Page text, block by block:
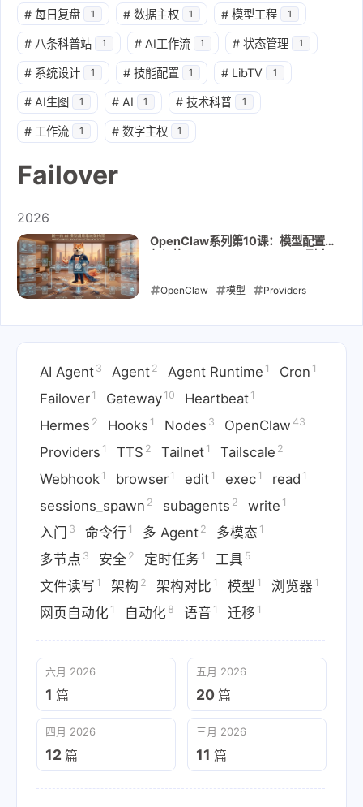
# 每日复盘 1 # 数据主权 1 # 模型工程 1
# 八条科普站 1 # AI工作流 1 # 状态管理 1
# 系统设计 1 # 技能配置 1 # LibTV 1
# AI生图 1 # AI 1 # 技术科普 1
# 工作流 1 # 数字主权 1
Failover
2026
OpenClaw系列第10课：模型配置
OpenClaw 模型 Providers
2026-04-22
AI Agent 3 Agent 2 Agent Runtime 1 Cron 1
Failover 1 Gateway 10 Heartbeat 1
Hermes 2 Hooks 1 Nodes 3 OpenClaw 43
Providers 1 TTS 2 Tailnet 1 Tailscale 2
Webhook 1 browser 1 edit 1 exec 1 read 1
sessions_spawn 2 subagents 2 write 1
入门 3 命令行 1 多 Agent 2 多模态 1
多节点 3 安全 2 定时任务 1 工具 5
文件读写 1 架构 2 架构对比 1 模型 1 浏览器 1
网页自动化 1 自动化 8 语音 1 迁移 1
六月 2026
1 篇
五月 2026
20 篇
四月 2026
12 篇
三月 2026
11 篇